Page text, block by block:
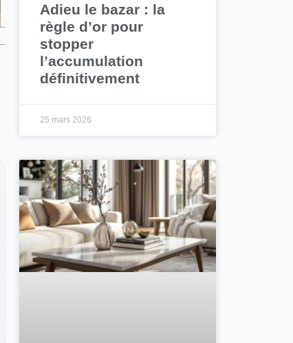
Adieu le bazar : la
règle d’or pour
stopper
l’accumulation
définitivement
25 mars 2026